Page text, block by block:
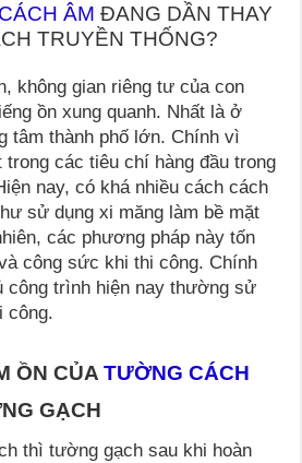
ÂM ĐANG DẦN THAY
TRUYỀN THỐNG?
không gian riêng tư của con
ồn xung quanh. Nhất là ở
tâm thành phố lớn. Chính vì
các tiêu chí hàng đầu trong
nay, có khá nhiều cách cách
sử dụng xi măng làm bề mặt
các phương pháp này tốn
công sức khi thi công. Chính
công trình hiện nay thường sử
công.
ỒN CỦATƯỜNG CÁCH
GẠCH
thì tường gạch sau khi hoàn